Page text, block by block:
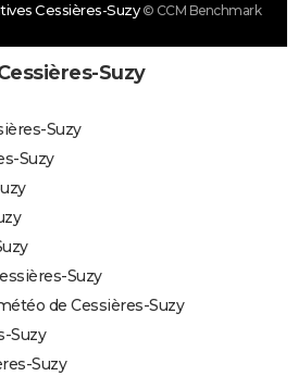
Cessières-Suzy © CCM Benchmark
Suzy
Suzy
Suzy
Suzy
de Cessières-Suzy
Suzy
Suzy